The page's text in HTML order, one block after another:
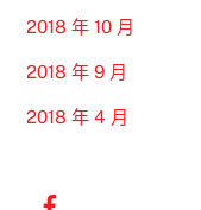
2018 年 10 月
2018 年 9 月
2018 年 4 月